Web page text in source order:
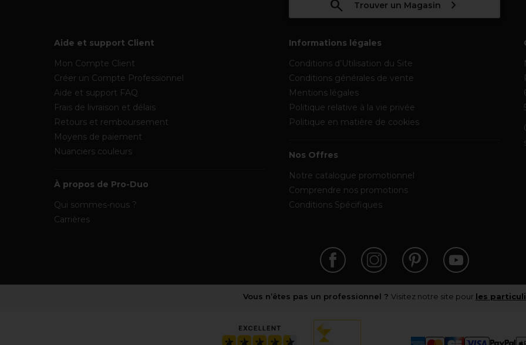
Trouver un Magasin
Aide et support Client
Mon Compte Client
Créer un Compte Professionnel
Aide et support FAQ
Frais de livraison et délais
Retours et remboursement
Moyens de paiement
Nuanciers couleurs
À propos de Pro-Duo
Qui sommes-nous ?
Carrières
Informations légales
Conditions d’Utilisation du Site
Conditions générales de vente
Mentions légales
Politique relative à la vie privée
Politique en matière de cookies
Nos Offres
Notre catalogue promotionnel
Comprendre nos promotions
Conditions Spécifiques
Vous n’êtes pas un professionnel ? Visitez notre site pour les